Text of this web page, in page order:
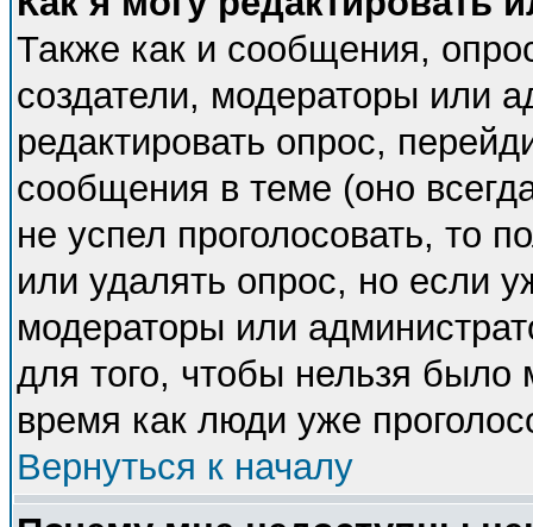
Также как и сообщения,
создатели, модераторы или
редактировать опрос,
сообщения в теме (оно
не успел проголосовать, то
или удалять опрос, но если
модераторы или
для того, чтобы нельзя было
время как люди уже
Вернуться к началу